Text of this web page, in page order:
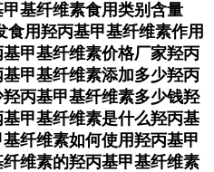
基纤维素食用类别含量
用羟丙基甲基纤维素作用
甲基纤维素价格厂家羟丙
甲基纤维素添加多少羟丙
丙基甲基纤维素多少钱羟
甲基纤维素是什么羟丙基
纤维素如何使用羟丙基甲
维素的羟丙基甲基纤维素